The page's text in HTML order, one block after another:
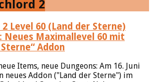
2
Neues Maximallevel 60 mit
Addon
Items, neue Dungeons: Am 16. Juni
neues Addon ("Land der Sterne") im